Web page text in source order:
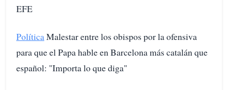
EFE
PolíticaMalestar entre los obispos por la ofensiva
para que el Papa hable en Barcelona más catalán que
español: "Importa lo que diga"